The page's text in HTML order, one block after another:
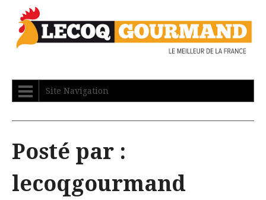
Site Navigation
Posté par :
lecoqgourmand